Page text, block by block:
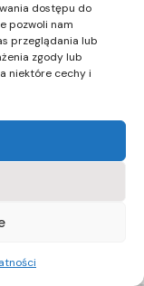
dostępu do
pozwoli nam
przeglądania lub
zgody lub
niektóre cechy i